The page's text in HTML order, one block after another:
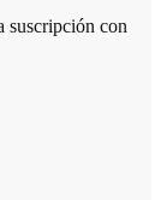
suscripción con